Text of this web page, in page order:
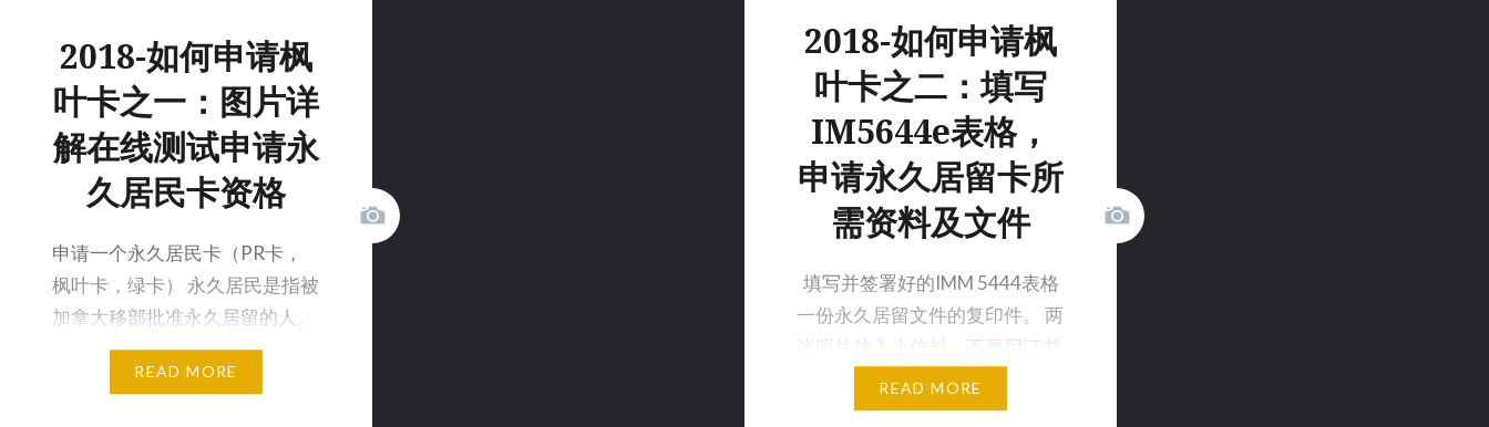
2018-如何申请枫
叶卡之一：图片详
解在线测试申请永
久居民卡资格
申请一个永久居民卡（PR卡，
枫叶卡，绿卡） 永久居民是指被
加拿大移部批准永久居留的人。
首次申请永久居民卡（P…
READ MORE
2018-如何申请枫
叶卡之二：填写
IM5644e表格，
申请永久居留卡所
需资料及文件
填写并签署好的IMM 5444表格
一份永久居留文件的复印件。 两
张照片放入小信封，不要用订书
READ MORE